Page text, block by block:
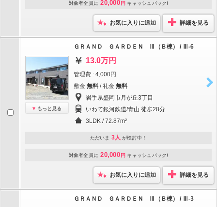
対象者全員に 20,000 円 キャッシュバック!
お気に入りに追加 詳細を見る
もっと見る
ＧＲＡＮＤ ＧＡＲＤＥＮ Ⅲ（Ｂ棟） / Ⅲ-6
13.0万円
管理費 : 4,000円
敷金 無料 / 礼金 無料
岩手県盛岡市月が丘3丁目
いわて銀河鉄道/青山 徒歩28分
3LDK / 72.87m²
ただいま 3人 が検討中！
対象者全員に 20,000 円 キャッシュバック!
お気に入りに追加 詳細を見る
ＧＲＡＮＤ ＧＡＲＤＥＮ Ⅲ（Ｂ棟） / Ⅲ-3